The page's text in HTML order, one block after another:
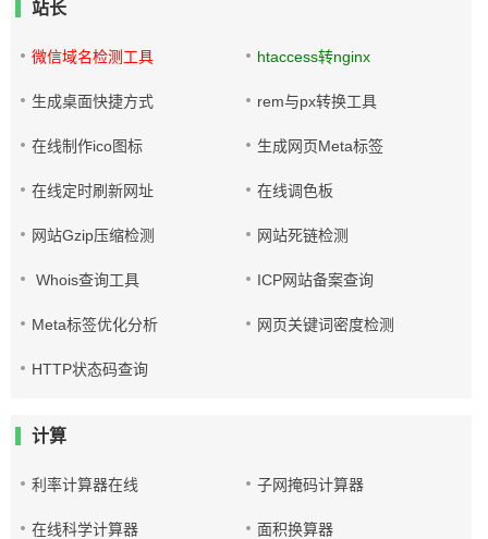
站长
微信域名检测工具 htaccess转nginx
生成桌面快捷方式 rem与px转换工具
在线制作ico图标 生成网页Meta标签
在线定时刷新网址 在线调色板
网站Gzip压缩检测 网站死链检测
Whois查询工具 ICP网站备案查询
Meta标签优化分析 网页关键词密度检测
HTTP状态码查询
计算
利率计算器在线 子网掩码计算器
在线科学计算器 面积换算器